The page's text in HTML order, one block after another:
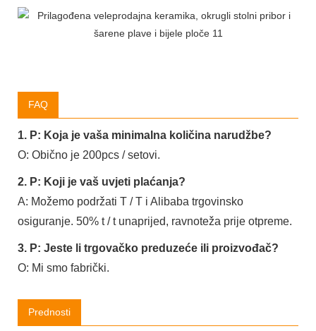
FAQ
1. P: Koja je vaša minimalna količina narudžbe?
O: Obično je 200pcs / setovi.
2. P: Koji je vaš uvjeti plaćanja?
A: Možemo podržati T / T i Alibaba trgovinsko
osiguranje. 50% t / t unaprijed, ravnoteža prije otpreme.
3. P: Jeste li trgovačko preduzeće ili proizvođač?
O: Mi smo fabrički.
Prednosti